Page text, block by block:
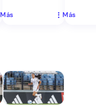
Más Más